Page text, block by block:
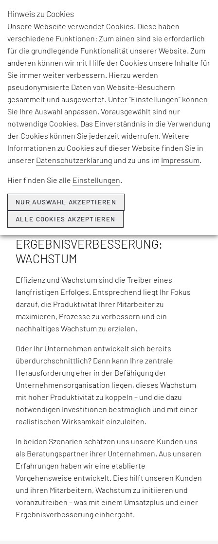
PRODUKTIVITÄTSSTEIGERUNG UND
ERGEBNISVERBESSERUNG:
WACHSTUM
Effizienz und Wachstum sind die Treiber eines
langfristigen Erfolges. Entsprechend liegt Ihr Fokus
darauf, die Produktivität Ihrer Mitarbeiter zu
maximieren, Prozesse zu verbessern und ein
nachhaltiges Wachstum zu erzielen.
Oder Ihr Unternehmen entwickelt sich bereits
überdurchschnittlich? Dann kann Ihre zentrale
Herausforderung eher in der Befähigung der
Unternehmensorganisation liegen, dieses Wachstum
mit hoher Produktivität zu koppeln – und die dazu
notwendigen Investitionen bestmöglich und mit einer
realistischen Wirksamkeit einzuleiten.
In beiden Szenarien schätzen uns unsere Kunden uns
als Beratungspartner ihrer Unternehmen. Aus unseren
Erfahrungen haben wir eine etablierte
Vorgehensweise entwickelt. Dies hilft unseren Kunden
und ihren Mitarbeitern, Wachstum zu initiieren und
voranzutreiben – was mit einem Umsatzplus und einer
Ergebnisverbesserung einhergeht.
Hinweis zu Cookies
Unsere Webseite verwendet Cookies. Diese haben
verschiedene Funktionen: Zum einen sind sie erforderlich
für die grundlegende Funktionalität unserer Website. Zum
anderen können wir mit Hilfe der Cookies unsere Inhalte für
Sie immer weiter verbessern. Hierzu werden
pseudonymisierte Daten von Website-Besuchern
gesammelt und ausgewertet. Unter "Einstellungen" können
Sie Ihre Auswahl anpassen. Vorausgewählt sind nur
notwendige Cookies. Das Einverständnis in die Verwendung
der Cookies können Sie jederzeit widerrufen. Weitere
Informationen zu Cookies auf dieser Website finden Sie in
unserer Datenschutzerklärung und zu uns im Impressum.
Hier finden Sie alle Einstellungen.
NUR AUSWAHL AKZEPTIEREN
ALLE COOKIES AKZEPTIEREN